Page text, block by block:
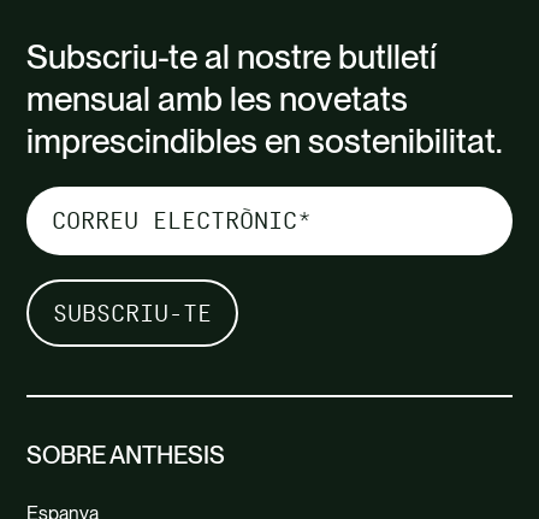
Subscriu-te al nostre butlletí
mensual amb les novetats
imprescindibles en sostenibilitat.
SOBRE ANTHESIS
Espanya